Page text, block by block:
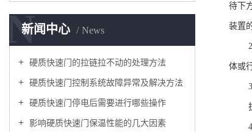
新闻中心 News
N
硬质快速门的拉链拉不动的处理方法
硬质快速门控制系统故障异常及解决方法
硬质快速门停电后需要进行哪些操作
影响硬质快速门保温性能的几大因素
待下
装置
体或